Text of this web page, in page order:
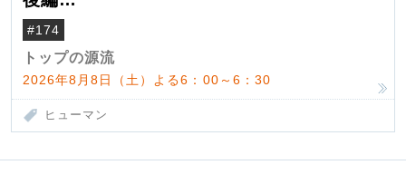
米国駐在でも浮かんだ八ヶ岳 山小屋を営
んだ父母
#174
トップの源流
2026年8月8日（土）よる6：00～6：30
ヒューマン